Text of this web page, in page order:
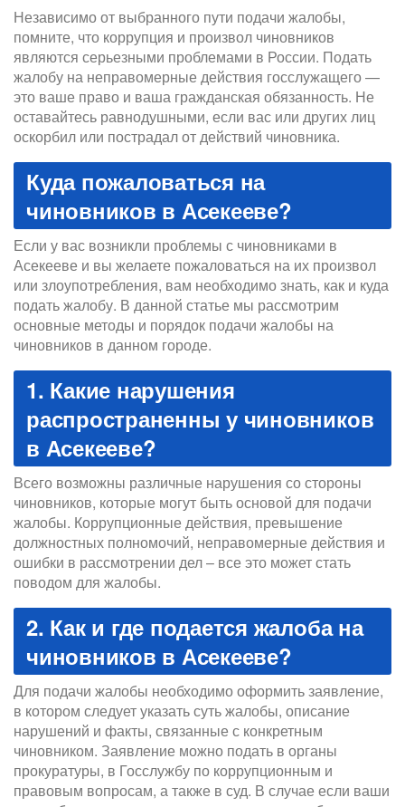
Независимо от выбранного пути подачи жалобы,
помните, что коррупция и произвол чиновников
являются серьезными проблемами в России. Подать
жалобу на неправомерные действия госслужащего —
это ваше право и ваша гражданская обязанность. Не
оставайтесь равнодушными, если вас или других лиц
оскорбил или пострадал от действий чиновника.
Куда пожаловаться на
чиновников в Асекееве?
Если у вас возникли проблемы с чиновниками в
Асекееве и вы желаете пожаловаться на их произвол
или злоупотребления, вам необходимо знать, как и куда
подать жалобу. В данной статье мы рассмотрим
основные методы и порядок подачи жалобы на
чиновников в данном городе.
1. Какие нарушения
распространенны у чиновников
в Асекееве?
Всего возможны различные нарушения со стороны
чиновников, которые могут быть основой для подачи
жалобы. Коррупционные действия, превышение
должностных полномочий, неправомерные действия и
ошибки в рассмотрении дел – все это может стать
поводом для жалобы.
2. Как и где подается жалоба на
чиновников в Асекееве?
Для подачи жалобы необходимо оформить заявление,
в котором следует указать суть жалобы, описание
нарушений и факты, связанные с конкретным
чиновником. Заявление можно подать в органы
прокуратуры, в Госслужбу по коррупционным и
правовым вопросам, а также в суд. В случае если ваши